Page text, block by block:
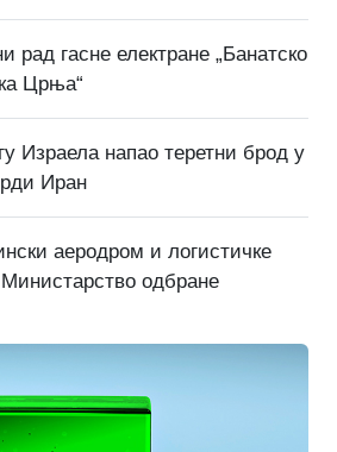
рад гасне електране „Банатско
Црња“
Израела напао теретни брод у
Иран
аеродром и логистичке
одбране